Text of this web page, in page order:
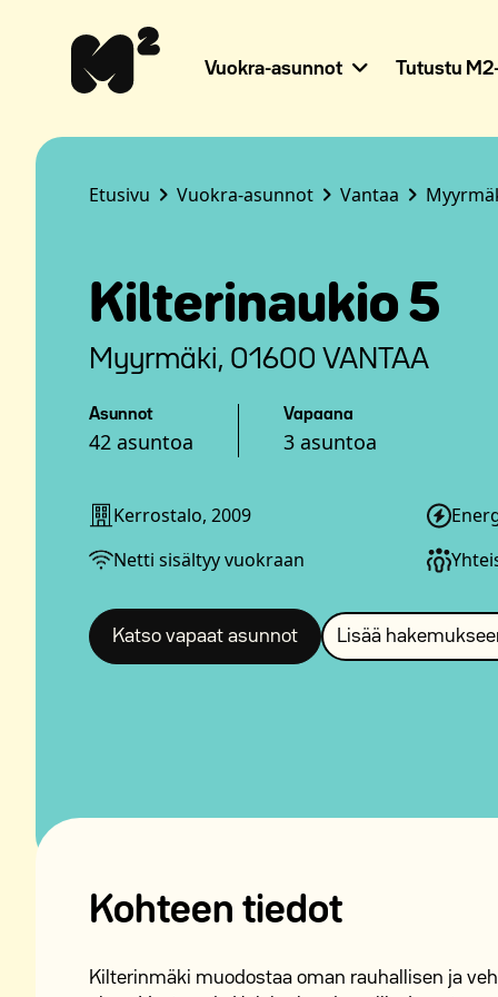
sisältöön
sivuston
käyttöön
näkövammaisille
Vuokra-asunnot Tutustu
Etusivu Vuokra-asunnot Vantaa
Kilterinaukio 5
Myyrmäki, 01600 VANTAA
Asunnot
42 asuntoa
Vapaana
3 asuntoa
Kerrostalo, 2009
Netti sisältyy vuokraan
Katso vapaat asunnot Lisää
Kohteen tiedot
Kilterinmäki muodostaa oman rauhallisen ja